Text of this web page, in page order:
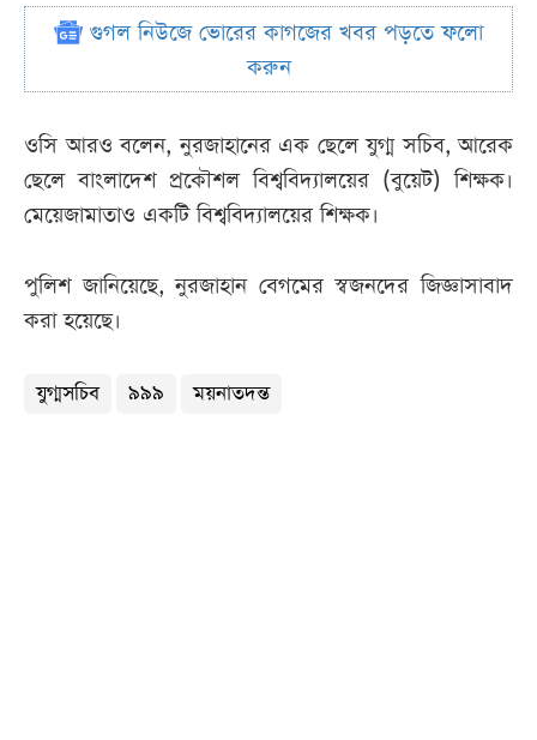
গুগল নিউজে ভোরের কাগজের খবর পড়তে ফলো
করুন
ওসি আরও বলেন, নুরজাহানের এক ছেলে যুগ্ম সচিব, আরেক
ছেলে বাংলাদেশ প্রকৌশল বিশ্ববিদ্যালয়ের (বুয়েট) শিক্ষক।
মেয়েজামাতাও একটি বিশ্ববিদ্যালয়ের শিক্ষক।
পুলিশ জানিয়েছে, নুরজাহান বেগমের স্বজনদের জিজ্ঞাসাবাদ
করা হয়েছে।
যুগ্মসচিব ৯৯৯ ময়নাতদন্ত